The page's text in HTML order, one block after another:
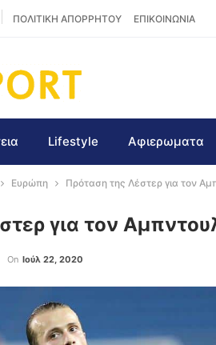
ΠΟΛΙΤΙΚΗ ΑΠΟΡΡΗΤΟΥ ΕΠΙΚΟΙΝΩΝΙΑ
Lifestyle Αφιερωματα
Ευρώπη Πρόταση της Λέστερ για τον
για τον
On Ιούλ 22, 2020